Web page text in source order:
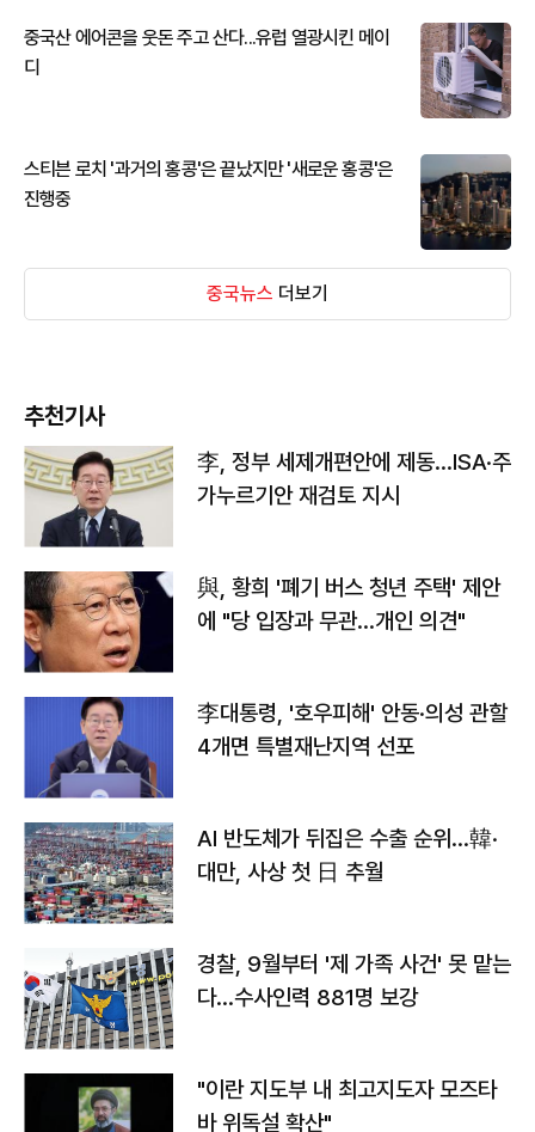
중국산 에어콘을 웃돈 주고 산다...유럽 열광시킨 메이
디
스티븐 로치 '과거의 홍콩'은 끝났지만 '새로운 홍콩'은
진행중
중국뉴스 더보기
추천기사
李, 정부 세제개편안에 제동…ISA·주
가누르기안 재검토 지시
與, 황희 '폐기 버스 청년 주택' 제안
에 "당 입장과 무관…개인 의견"
李대통령, '호우피해' 안동·의성 관할
4개면 특별재난지역 선포
AI 반도체가 뒤집은 수출 순위…韓·
대만, 사상 첫 日 추월
경찰, 9월부터 '제 가족 사건' 못 맡는
다…수사인력 881명 보강
"이란 지도부 내 최고지도자 모즈타
바 위독설 확산"